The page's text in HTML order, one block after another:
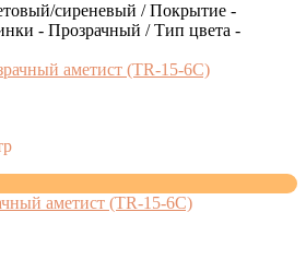
сиреневый / Покрытие -
- Прозрачный / Тип цвета -
аметист (TR-15-6C)